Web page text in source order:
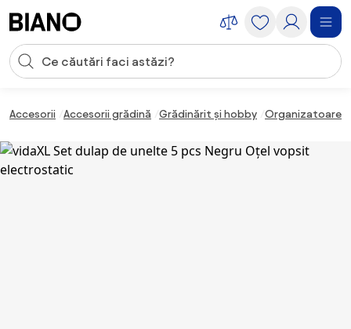
Introducerea căutării
Accesorii Accesorii grădină Grădinărit și hobby Organizatoare